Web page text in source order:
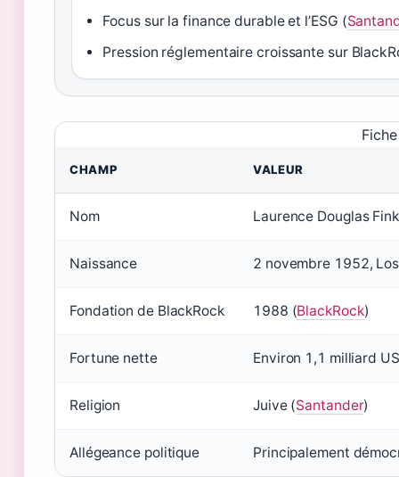
Focus sur la finance durable et l’ESG (
Pression réglementaire croissante sur
CHAMP VALEUR
Nom Laurence Douglas Fink
Naissance 2 novembre 1952,
Fondation de BlackRock 1988 (BlackRock)
Fortune nette Environ 1,1 milliard
Religion Juive (Santander)
Allégeance politique Principalement